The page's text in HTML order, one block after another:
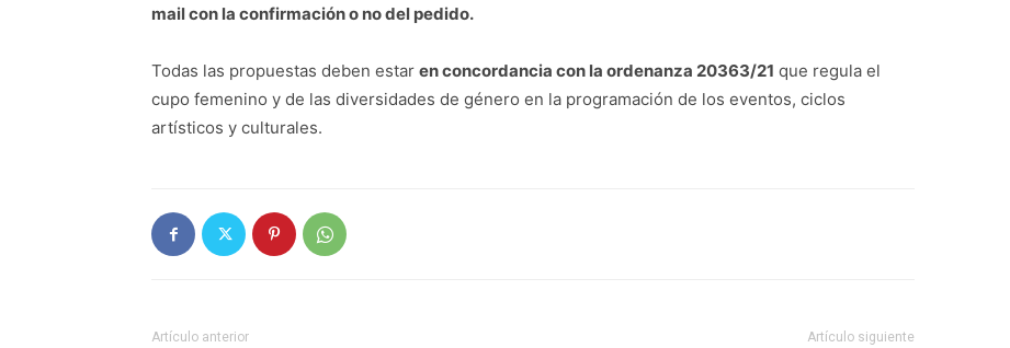
mail con la confirmación o no del pedido.
Todas las propuestas deben estar en concordancia con la ordenanza 20363/21 que regula el
cupo femenino y de las diversidades de género en la programación de los eventos, ciclos
artísticos y culturales.
Artículo anterior Artículo siguiente